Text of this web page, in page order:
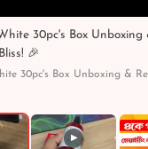
30pc's Box Unboxing
🎉
30pc's Box Unboxing &
▶